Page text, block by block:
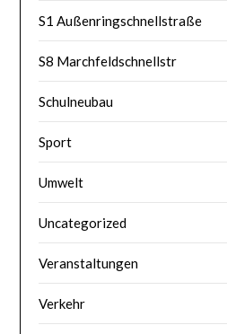
S1 Außenringschnellstraße
S8 Marchfeldschnellstr
Schulneubau
Sport
Umwelt
Uncategorized
Veranstaltungen
Verkehr